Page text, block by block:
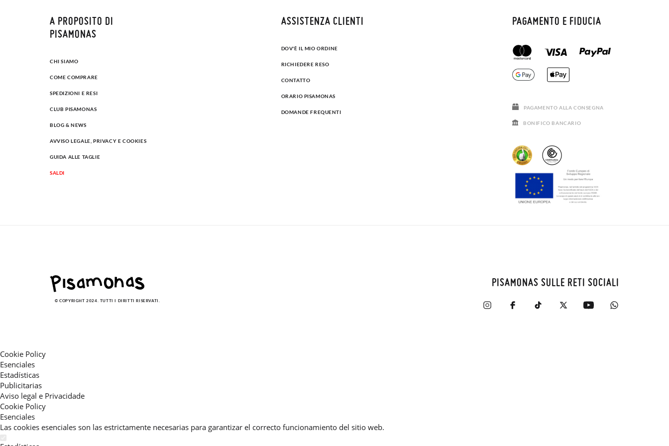
A PROPOSITO DI
PISAMONAS
CHI SIAMO
COME COMPRARE
SPEDIZIONI E RESI
CLUB PISAMONAS
BLOG & NEWS
AVVISO LEGALE, PRIVACY E COOKIES
GUIDA ALLE TAGLIE
SALDI
ASSISTENZA CLIENTI
DOV'È IL MIO ORDINE
RICHIEDERE RESO
CONTATTO
ORARIO PISAMONAS
DOMANDE FREQUENTI
PAGAMENTO E FIDUCIA
PAGAMENTO ALLA CONSEGNA
BONIFICO BANCARIO
© COPYRIGHT 2024. TUTTI I DIRITTI RISERVATI.
PISAMONAS SULLE RETI SOCIALI
Cookie Policy
Esenciales
Estadísticas
Publicitarias
Aviso legal e Privacidade
Cookie Policy
Esenciales
Las cookies esenciales son las estrictamente necesarias para garantizar el correcto funcionamiento del sitio web.